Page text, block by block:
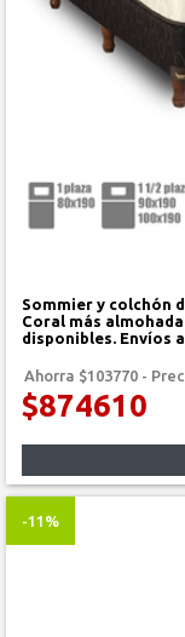
Sommier y colchón
Coral más
disponibles. Envíos
Ahorra $103770 -
$874610
-11%